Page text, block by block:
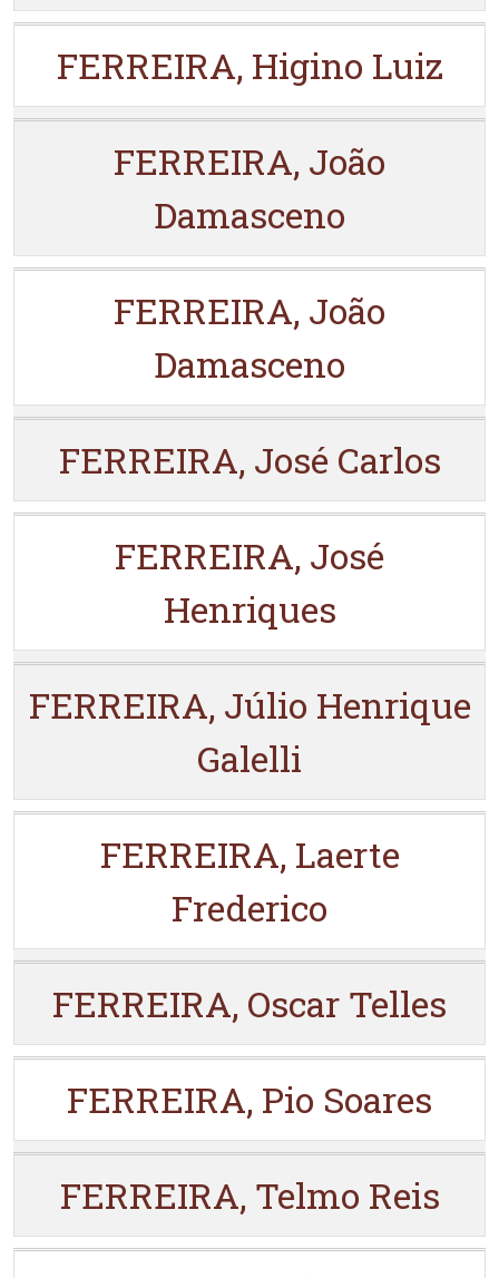
FERREIRA, Higino Luiz
FERREIRA, João
Damasceno
FERREIRA, João
Damasceno
FERREIRA, José Carlos
FERREIRA, José
Henriques
FERREIRA, Júlio Henrique
Galelli
FERREIRA, Laerte
Frederico
FERREIRA, Oscar Telles
FERREIRA, Pio Soares
FERREIRA, Telmo Reis